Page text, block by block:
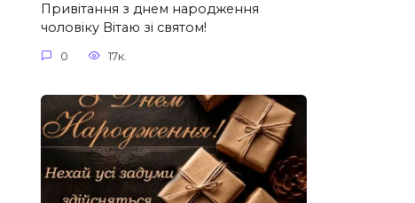
Привітання з днем народження
чоловіку Вітаю зі святом!
0 17к.